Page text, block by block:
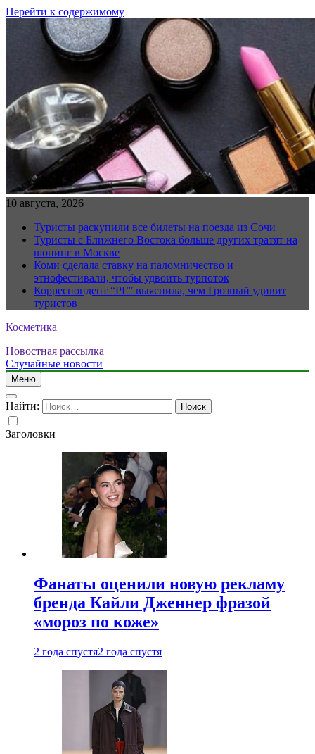
Перейти к содержимому
10 августа, 2026
Туристы раскупили все билеты на поезда из Сочи
Туристы с Ближнего Востока больше других тратят на
шопинг в Москве
Коми сделала ставку на паломничество и
этнофестивали, чтобы удвоить турпоток
Корреспондент “РГ” выяснила, чем Грозный удивит
туристов
Косметика
Новостная рассылка
Случайные новости
Меню
Найти:
Заголовки
Фанаты оценили новую рекламу
бренда Кайли Дженнер фразой
«мороз по коже»
2 года спустя2 года спустя